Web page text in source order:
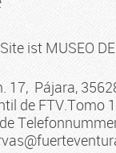
ist MUSEO
17, Pájara,
de FTV.Tomo